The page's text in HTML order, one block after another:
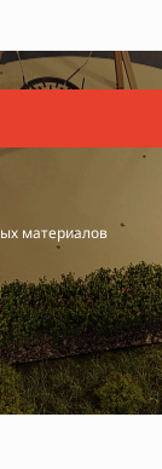
материалов